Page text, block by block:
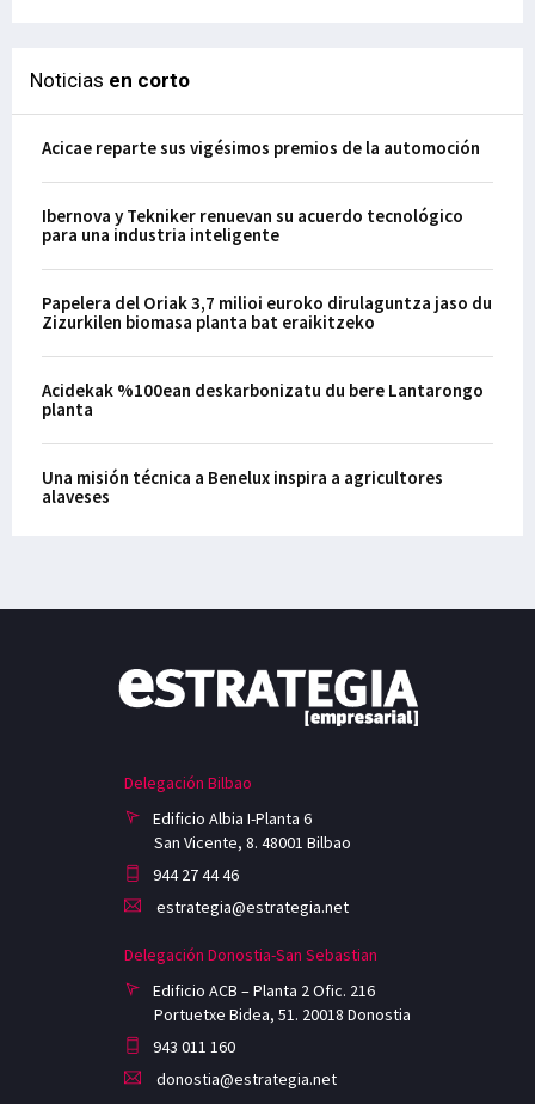
Noticias en corto
Acicae reparte sus vigésimos premios de la automoción
Ibernova y Tekniker renuevan su acuerdo tecnológico
para una industria inteligente
Papelera del Oriak 3,7 milioi euroko dirulaguntza jaso du
Zizurkilen biomasa planta bat eraikitzeko
Acidekak %100ean deskarbonizatu du bere Lantarongo
planta
Una misión técnica a Benelux inspira a agricultores
alaveses
Delegación Bilbao
Edificio Albia I-Planta 6
San Vicente, 8. 48001 Bilbao
944 27 44 46
estrategia@estrategia.net
Delegación Donostia-San Sebastian
Edificio ACB – Planta 2 Ofic. 216
Portuetxe Bidea, 51. 20018 Donostia
943 011 160
donostia@estrategia.net